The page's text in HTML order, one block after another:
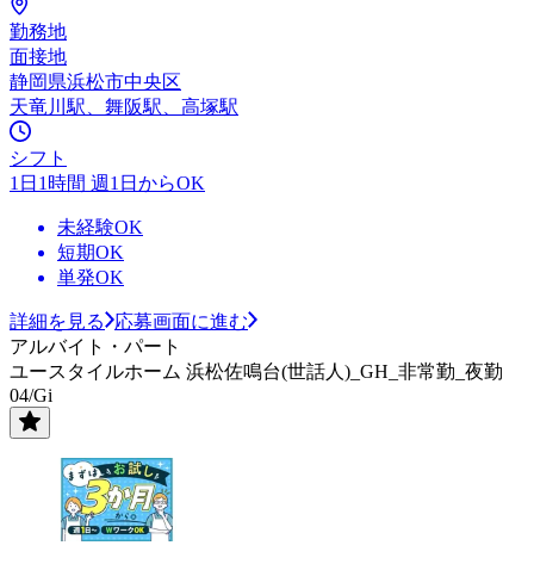
勤務地
面接地
静岡県浜松市中央区
天竜川駅、舞阪駅、高塚駅
シフト
1日1時間 週1日からOK
未経験OK
短期OK
単発OK
詳細を見る
応募画面に進む
アルバイト・パート
ユースタイルホーム 浜松佐鳴台(世話人)_GH_非常勤_夜勤
04/Gi